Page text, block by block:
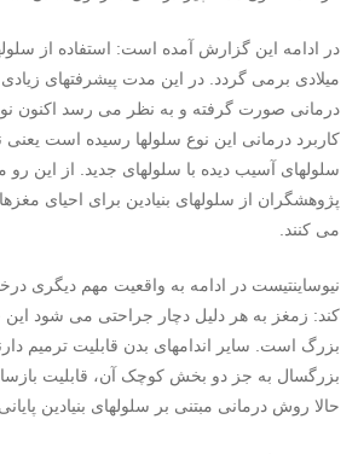
میلادی برمی گردد. در این مدت پیشرفتهای
درمانی صورت گرفته و به نظر می رسد اکنون
کاربرد درمانی این نوع سلولها رسیده است یعنی
سلولهای آسیب دیده با سلولهای جدید. از این
پژوهشگران از سلولهای بنیادین برای احیای
می کنند.
نیوساینتیست در ادامه به واقعیت مهم دیگری
کند: زمغز به هر دلیل دچار جراحتی می شود
بزرگ است. سایر اندامهای بدن قابلیت ترمیم
بزرگسال به جز دو بخش کوچک آن، قابلیت
حالا روش درمانی مبتنی بر سلولهای بنیادین